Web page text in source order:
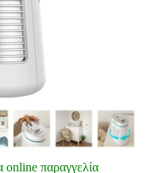
online παραγγελία